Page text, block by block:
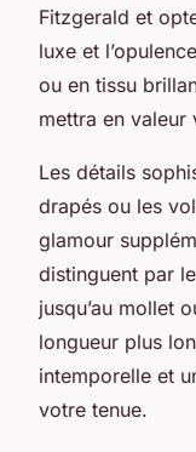
Fitzgerald et
luxe et
ou en tissu
mettra en valeur
Les détails
drapés ou les
glamour
distinguent par
jusqu’au mollet
longueur plus
intemporelle et
votre tenue.